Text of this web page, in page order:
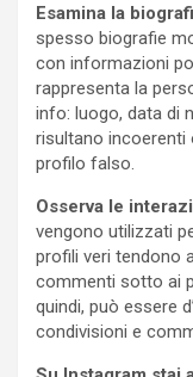
Esamina la
spesso biografie
con informazioni
rappresenta la
info: luogo, data di
risultano incoerenti
profilo falso.
Osserva le
vengono utilizzati
profili veri tendono
commenti sotto ai
quindi, può essere
condivisioni e